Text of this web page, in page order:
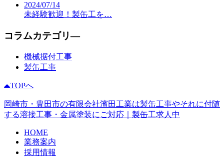
2024/07/14
未経験歓迎！製缶工を…
コラムカテゴリ―
機械据付工事
製缶工事
TOPへ
岡崎市・豊田市の有限会社濱田工業は製缶工事やそれに付随
する溶接工事・金属塗装にご対応｜製缶工求人中
HOME
業務案内
採用情報